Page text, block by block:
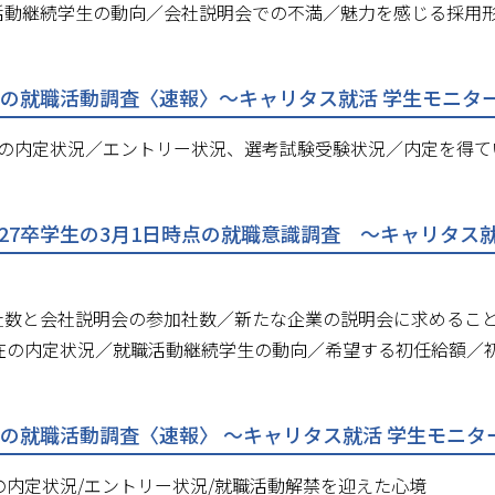
継続学生の動向／会社説明会での不満／魅力を感じる採用
就職活動調査〈速報〉～キャリタス就活 学生モニタ
内定状況／エントリー状況、選考試験受験状況／内定を得
卒学生の3月1日時点の就職意識調査 ～キャリタス
と会社説明会の参加社数／新たな企業の説明会に求めるこ
内定状況／就職活動継続学生の動向／希望する初任給額／
就職活動調査〈速報〉 ～キャリタス就活 学生モニ
内定状況/エントリー状況/就職活動解禁を迎えた心境